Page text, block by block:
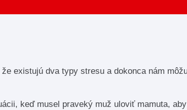
existujú dva typy stresu a dokonca nám
keď musel praveký muž uloviť mamuta, aby